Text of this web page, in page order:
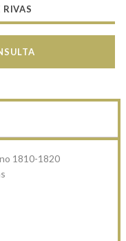
RIVAS
1810-1820